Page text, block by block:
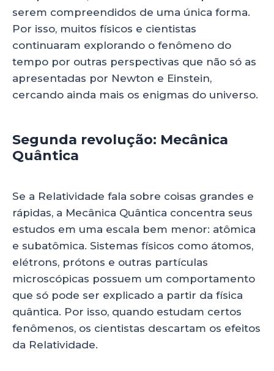
serem compreendidos de uma única forma.
Por isso, muitos físicos e cientistas
continuaram explorando o fenômeno do
tempo por outras perspectivas que não só as
apresentadas por Newton e Einstein,
cercando ainda mais os enigmas do universo.
Segunda revolução: Mecânica
Quântica
Se a Relatividade fala sobre coisas grandes e
rápidas, a Mecânica Quântica concentra seus
estudos em uma escala bem menor: atômica
e subatômica. Sistemas físicos como átomos,
elétrons, prótons e outras partículas
microscópicas possuem um comportamento
que só pode ser explicado a partir da física
quântica. Por isso, quando estudam certos
fenômenos, os cientistas descartam os efeitos
da Relatividade.